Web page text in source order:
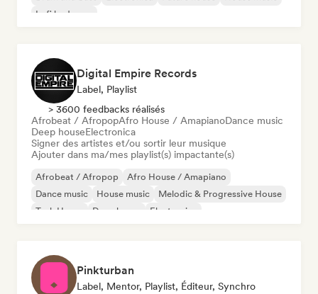
Lofi bedroom
Digital Empire Records
Label, Playlist
> 3600 feedbacks réalisés
Afrobeat / AfropopAfro House / AmapianoDance music
Deep houseElectronica
Signer des artistes et/ou sortir leur musique
Ajouter dans ma/mes playlist(s) impactante(s)
Afrobeat / Afropop
Afro House / Amapiano
Dance music
House music
Melodic & Progressive House
Tech House
Deep house Electronica
Pinkturban
Label, Mentor, Playlist, Éditeur, Synchro